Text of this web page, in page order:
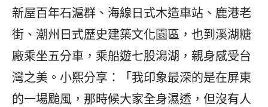
新屋百年石滬群、海線日式木造車站、鹿港老
街、潮州日式歷史建築文化園區，也到溪湖糖
廠乘坐五分車，乘船遊七股潟湖，親身感受台
灣之美。小熙分享：「我印象最深的是在屏東
的一場颱風，那時候大家全身濕透，但沒有人